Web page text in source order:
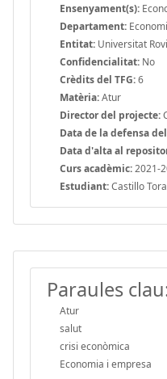
Ensenyament(s):
Departament:
Entitat: Universitat
Confidencialitat: No
Crèdits del TFG:6
Matèria:Atur
Director del projecte:
Data de la defensa
Data d'alta al
Curs acadèmic:2021-
Estudiant:Castillo
Paraules
Atur
salut
crisi econòmica
Economia i empresa